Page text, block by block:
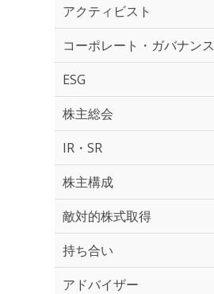
アクティビスト
コーポレート・ガバナンス
ESG
株主総会
IR・SR
株主構成
敵対的株式取得
持ち合い
アドバイザー